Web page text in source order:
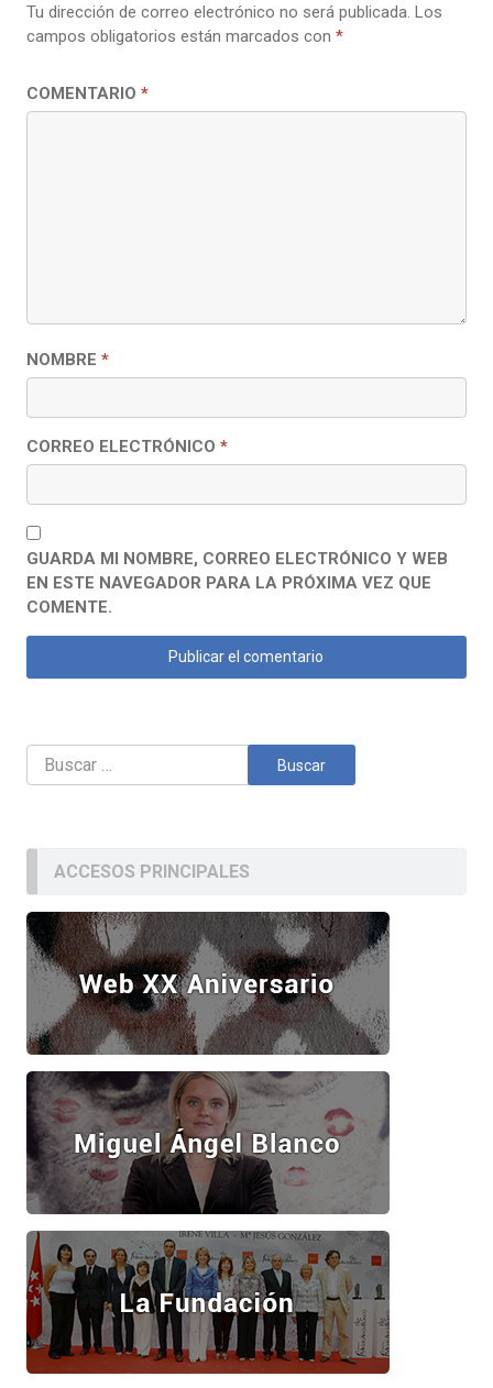
Tu dirección de correo electrónico no será publicada. Los
campos obligatorios están marcados con *
COMENTARIO *
NOMBRE *
CORREO ELECTRÓNICO *
GUARDA MI NOMBRE, CORREO ELECTRÓNICO Y WEB
EN ESTE NAVEGADOR PARA LA PRÓXIMA VEZ QUE
COMENTE.
Buscar:
ACCESOS PRINCIPALES